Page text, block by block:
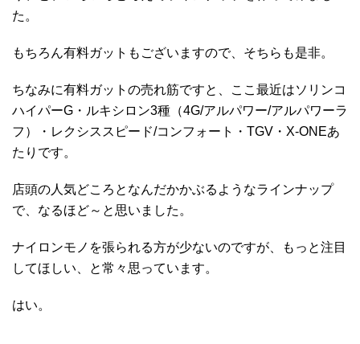
た。
もちろん有料ガットもございますので、そちらも是非。
ちなみに有料ガットの売れ筋ですと、ここ最近はソリンコ
ハイパーG・ルキシロン3種（4G/アルパワー/アルパワーラ
フ）・レクシススピード/コンフォート・TGV・X-ONEあ
たりです。
店頭の人気どころとなんだかかぶるようなラインナップ
で、なるほど～と思いました。
ナイロンモノを張られる方が少ないのですが、もっと注目
してほしい、と常々思っています。
はい。